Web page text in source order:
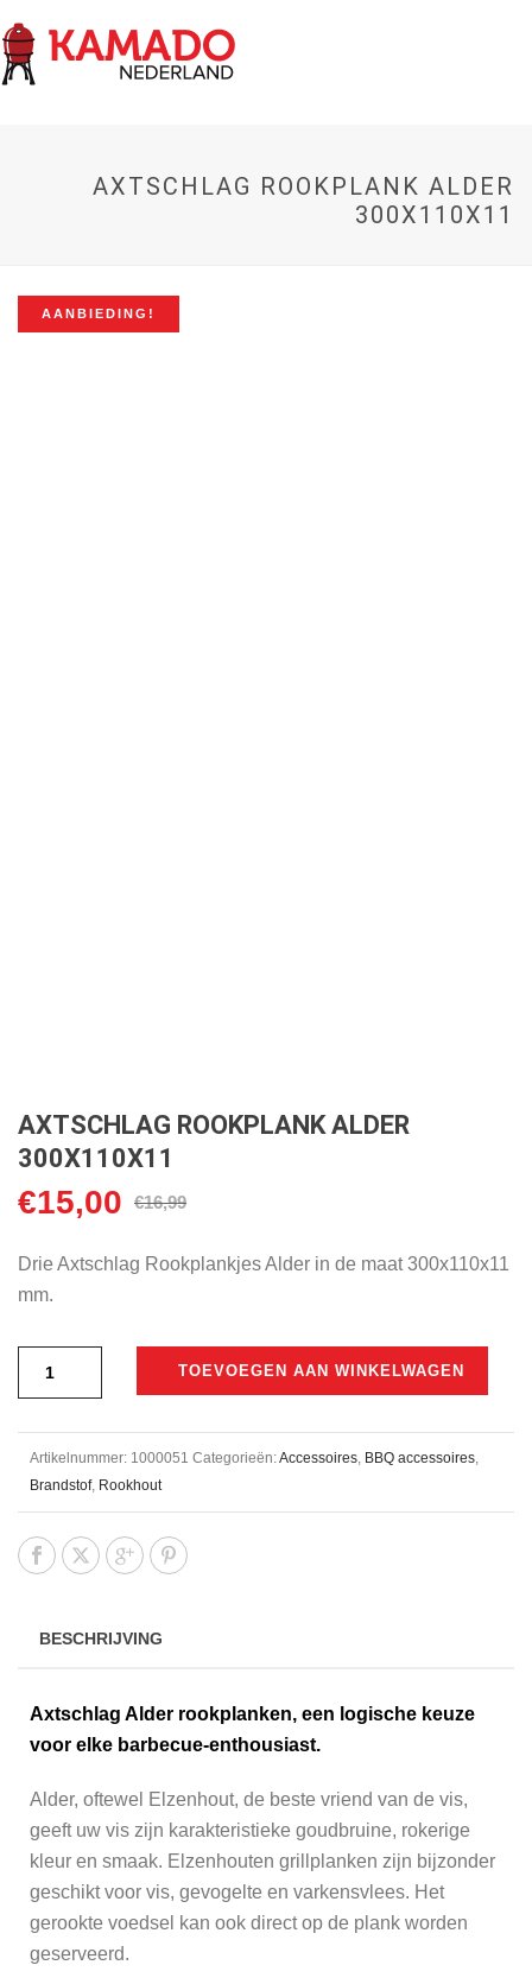
AXTSCHLAG ROOKPLANK ALDER
300X110X11
AANBIEDING!
AXTSCHLAG ROOKPLANK ALDER
300X110X11
€16,99
Oorspronkelijke
was:
€16,99.
€15,00 Huidige
is:
Drie Axtschlag Rookplankjes Alder in de maat 300x110x11
mm.
TOEVOEGEN AAN WINKELWAGEN
Artikelnummer: 1000051 Categorieën:Accessoires, BBQ accessoires,
Brandstof, Rookhout
BESCHRIJVING
Axtschlag Alder rookplanken, een logische keuze
voor elke barbecue-enthousiast.
Alder, oftewel Elzenhout, de beste vriend van de vis,
geeft uw vis zijn karakteristieke goudbruine, rokerige
kleur en smaak. Elzenhouten grillplanken zijn bijzonder
geschikt voor vis, gevogelte en varkensvlees. Het
gerookte voedsel kan ook direct op de plank worden
geserveerd.